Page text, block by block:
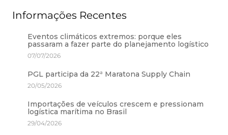
Informações Recentes
Eventos climáticos extremos: porque eles
passaram a fazer parte do planejamento logístico
07/07/2026
PGL participa da 22ª Maratona Supply Chain
20/05/2026
Importações de veículos crescem e pressionam
logística marítima no Brasil
29/04/2026